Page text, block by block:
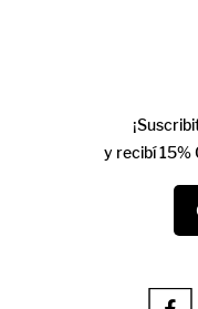
y recibí 15%